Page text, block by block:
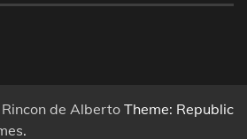
Rincon de Alberto Theme: Republic
.